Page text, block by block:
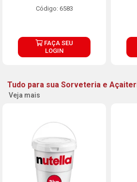
Código: 6583
FAÇA SEU
LOGIN
Tudo para sua Sorveteria e
Veja mais